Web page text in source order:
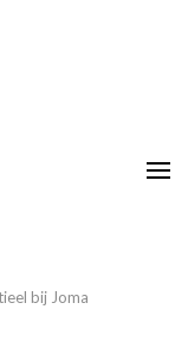
bij Joma